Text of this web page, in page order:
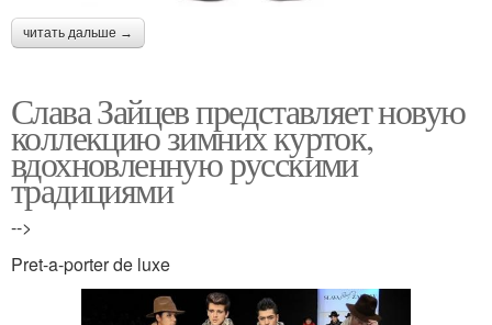
читать дальше →
Слава Зайцев представляет новую
коллекцию зимних курток,
вдохновленную русскими
традициями
-->
Pret-a-porter de luxe